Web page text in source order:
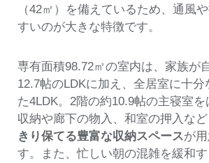
（42㎡）を備えているため、通風
すいのが大きな特徴です。
専有面積98.72㎡の室内は、家族が
12.7帖のLDKに加え、全居室に十
た4LDK。2階の約10.9帖の主寝室
収納や廊下の物入、和室の押入など
きり保てる豊富な収納スペースが
す。また、忙しい朝の混雑を緩和す